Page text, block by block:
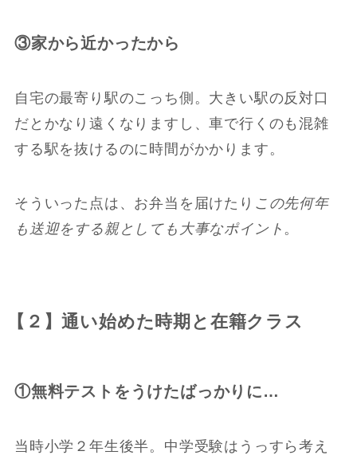
③家から近かったから
自宅の最寄り駅のこっち側。大きい駅の反対口
だとかなり遠くなりますし、車で行くのも混雑
する駅を抜けるのに時間がかかります。
そういった点は、お弁当を届けたり この先何年
も送迎をする親としても大事なポイント 。
【２】通い始めた時期と在籍クラス
①無料テストをうけたばっかりに…
当時小学２年生後半。中学受験はうっすら考え